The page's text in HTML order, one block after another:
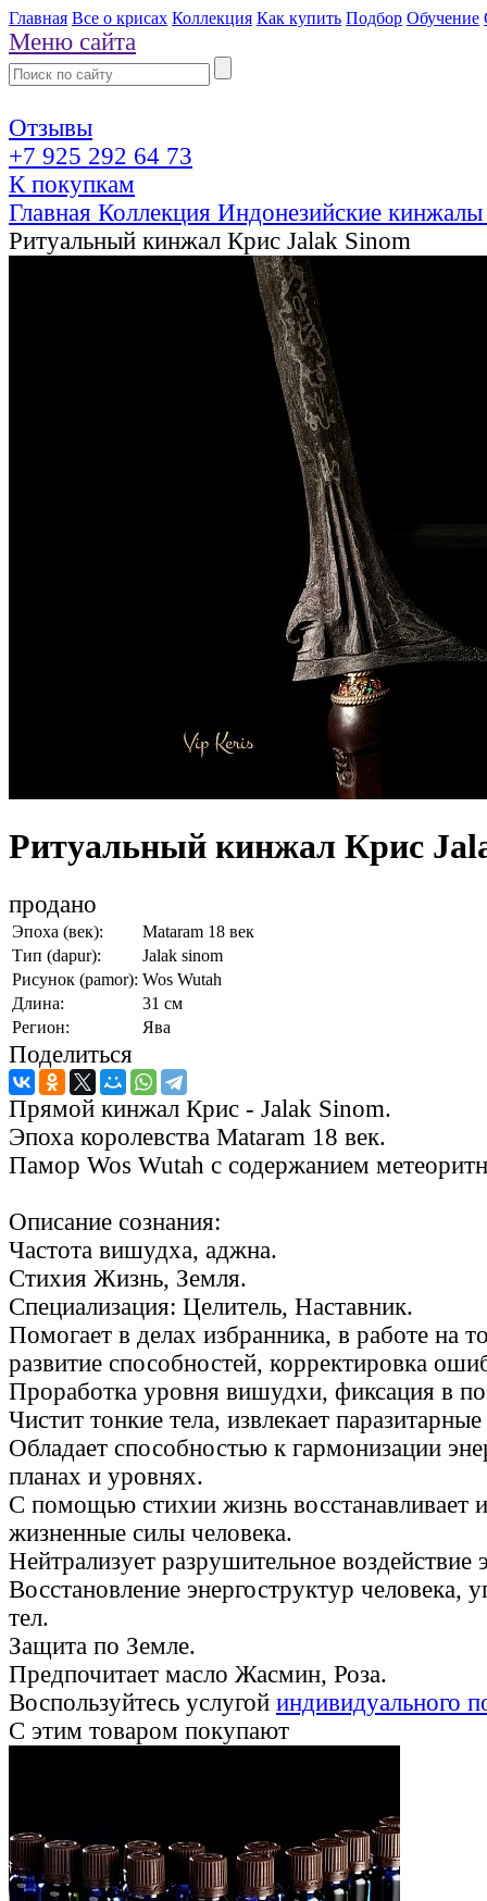
Главная Все о крисах Коллекция Как купить Подбор Обучение
Меню сайта
Отзывы
+7 925 292 64 73
К покупкам
Главная Коллекция Индонезийские
Ритуальный кинжал Крис Jalak Sinom
Ритуальный кинжал Крис
продано
Эпоха (век):
Mataram 18 век
Тип (dapur):
Jalak sinom
Рисунок (pamor): Wos Wutah
Длина:
31 см
Регион:
Ява
Поделиться
Прямой кинжал Крис - Jalak Sinom.
Эпоха королевства Mataram 18 век.
Памор Wos Wutah с содержанием
Описание сознания:
Частота вишудха, аджна.
Стихия Жизнь, Земля.
Специализация: Целитель, Наставник.
Помогает в делах избранника, в работе на
развитие способностей, корректировка
Проработка уровня вишудхи, фиксация в
Чистит тонкие тела, извлекает
Обладает способностью к гармонизации
планах и уровнях.
С помощью стихии жизнь восстанавливает
жизненные силы человека.
Нейтрализует разрушительное воздействие
Восстановление энергоструктур человека,
тел.
Защита по Земле.
Предпочитает масло Жасмин, Роза.
Воспользуйтесь услугой индивидуального
С этим товаром покупают